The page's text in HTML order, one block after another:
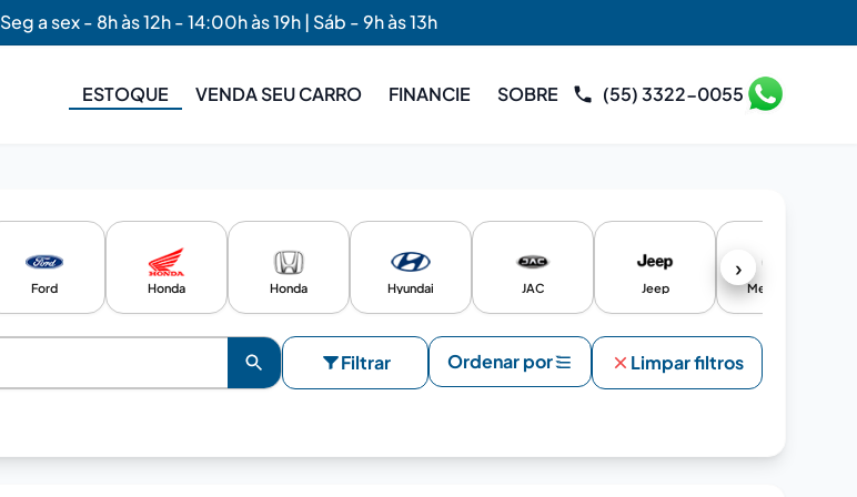
Seg a sex - 8h às 12h - 14:00h às 19h | Sáb - 9h às 13h
ESTOQUE VENDA SEU CARRO FINANCIE SOBRE (55) 3322-0055
›
Ford Honda Honda Hyundai JAC Jeep Mercedes
Filtrar Ordenar por Limpar filtros